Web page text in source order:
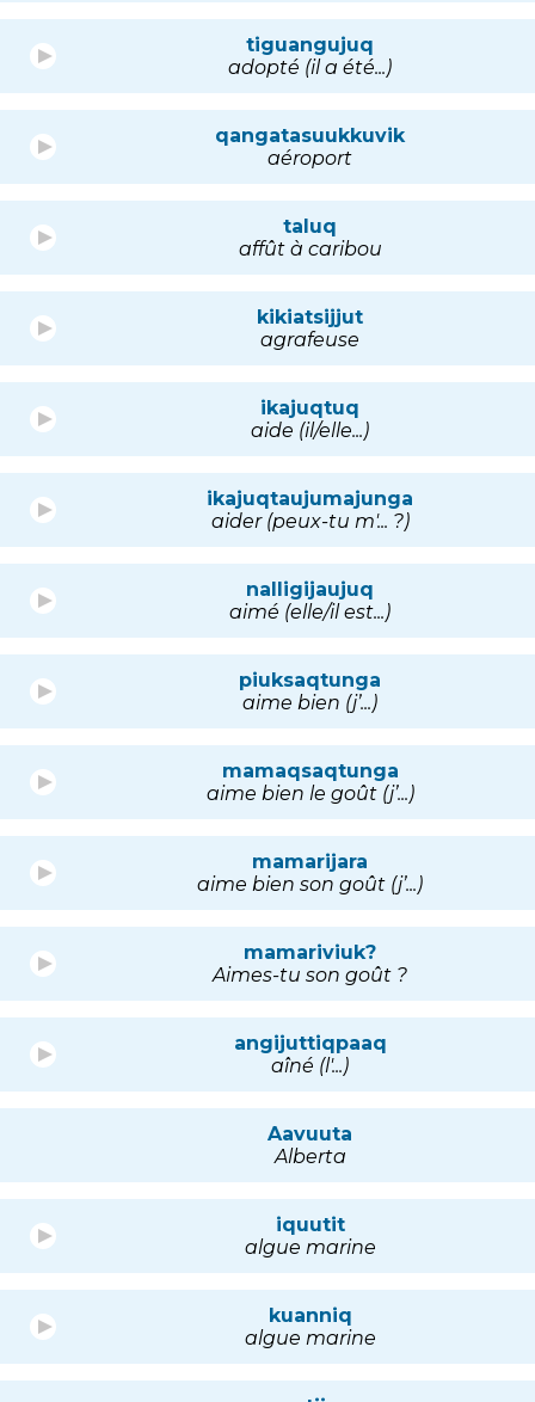
tiguangujuq
adopté (il a été...)
qangatasuukkuvik
aéroport
taluq
affût à caribou
kikiatsijjut
agrafeuse
ikajuqtuq
aide (il/elle...)
ikajuqtaujumajunga
aider (peux-tu m'... ?)
nalligijaujuq
aimé (elle/il est...)
piuksaqtunga
aime bien (j’...)
mamaqsaqtunga
aime bien le goût (j’...)
mamarijara
aime bien son goût (j’...)
mamariviuk?
Aimes-tu son goût ?
angijuttiqpaaq
aîné (l'...)
Aavuuta
Alberta
iquutit
algue marine
kuanniq
algue marine